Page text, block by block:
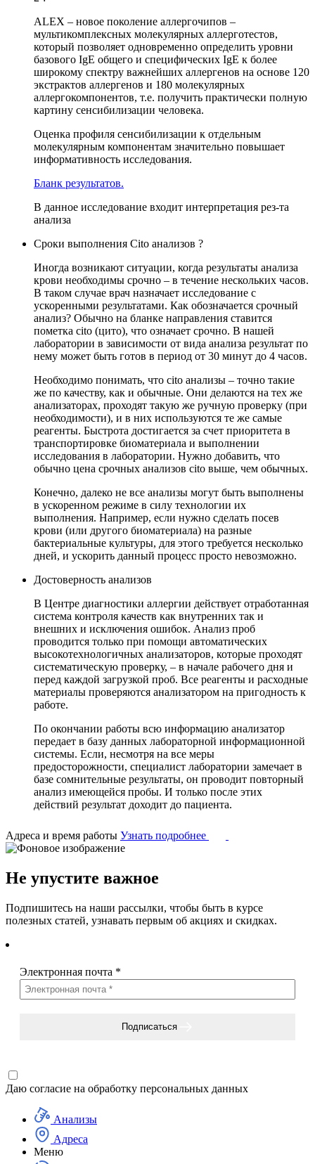
ALEX – новое поколение аллергочипов –
мультикомплексных молекулярных аллерготестов,
который позволяет одновременно определить уровни
базового IgE общего и специфических IgE к более
широкому спектру важнейших аллергенов на основе 120
экстрактов аллергенов и 180 молекулярных
аллергокомпонентов, т.е. получить практически полную
картину сенсибилизации человека.
Оценка профиля сенсибилизации к отдельным
молекулярным компонентам значительно повышает
информативность исследования.
Бланк результатов.
В данное исследование входит интерпретация рез-та
анализа
Сроки выполнения Cito анализов ?
Иногда возникают ситуации, когда результаты анализа
крови необходимы срочно – в течение нескольких часов.
В таком случае врач назначает исследование с
ускоренными результатами. Как обозначается срочный
анализ? Обычно на бланке направления ставится
пометка cito (цито), что означает срочно. В нашей
лаборатории в зависимости от вида анализа результат по
нему может быть готов в период от 30 минут до 4 часов.
Необходимо понимать, что cito анализы – точно такие
же по качеству, как и обычные. Они делаются на тех же
анализаторах, проходят такую же ручную проверку (при
необходимости), и в них используются те же самые
реагенты. Быстрота достигается за счет приоритета в
транспортировке биоматериала и выполнении
исследования в лаборатории. Нужно добавить, что
обычно цена срочных анализов cito выше, чем обычных.
Конечно, далеко не все анализы могут быть выполнены
в ускоренном режиме в силу технологии их
выполнения. Например, если нужно сделать посев
крови (или другого биоматериала) на разные
бактериальные культуры, для этого требуется несколько
дней, и ускорить данный процесс просто невозможно.
Достоверность анализов
В Центре диагностики аллергии действует отработанная
система контроля качеств как внутренних так и
внешних и исключения ошибок. Анализ проб
проводится только при помощи автоматических
высокотехнологичных анализаторов, которые проходят
систематическую проверку, – в начале рабочего дня и
перед каждой загрузкой проб. Все реагенты и расходные
материалы проверяются анализатором на пригодность к
работе.
По окончании работы всю информацию анализатор
передает в базу данных лабораторной информационной
системы. Если, несмотря на все меры
предосторожности, специалист лаборатории замечает в
базе сомнительные результаты, он проводит повторный
анализ имеющейся пробы. И только после этих
действий результат доходит до пациента.
Адреса и время работы Узнать подробнее
Не упустите важное
Подпишитесь на наши рассылки, чтобы быть в курсе
полезных статей, узнавать первым об акциях и скидках.
Электронная почта *
Подписаться
Даю согласие на обработку персональных данных
Анализы
Адреса
Меню